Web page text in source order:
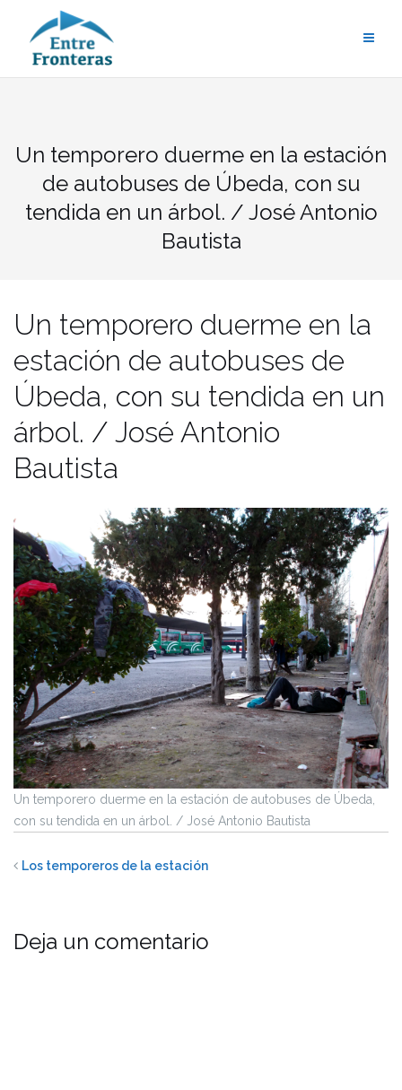
contenido
Un temporero duerme en la estación
de autobuses de Úbeda, con su
tendida en un árbol. / José Antonio
Bautista
Un temporero duerme en la
estación de autobuses de
Úbeda, con su tendida en un
árbol. / José Antonio
Bautista
Un temporero duerme en la estación de autobuses de Úbeda,
con su tendida en un árbol. / José Antonio Bautista
Los temporeros de la estación
Deja un comentario